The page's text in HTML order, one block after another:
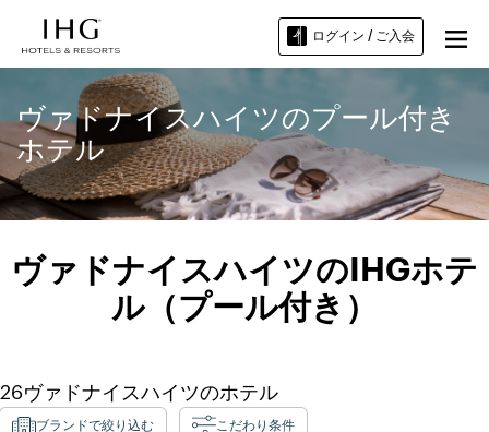
ログイン / ご入会
ヴァドナイスハイツのプール付き
ホテル
ヴァドナイスハイツのIHGホテ
ル（プール付き）
26ヴァドナイスハイツのホテル
ブランドで絞り込む こだわり条件